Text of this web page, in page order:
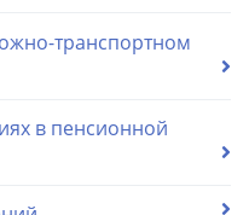
транспортном
в пенсионной